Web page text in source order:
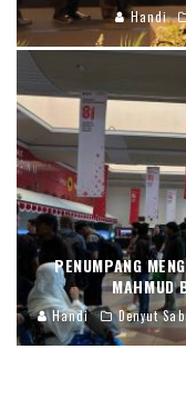
Handi
PENUMPANG
MAHMUD
Handi Denyut